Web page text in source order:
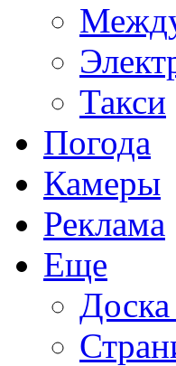
Такси
Погода
Камеры
Реклама
Еще